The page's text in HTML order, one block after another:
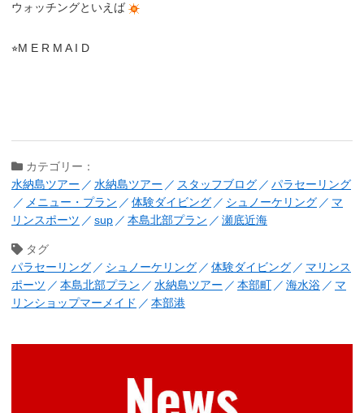
ウォッチングといえば
⭐︎M E R M A I D
カテゴリー：
水納島ツアー
水納島ツアー スタッフブログ
パラセーリング
メニュー・プラン
体験ダイビング シュノーケリング
マ
リンスポーツ
sup 本島北部プラン 瀬底近海
タグ
パラセーリング
シュノーケリング 体験ダイビング
マリンス
ポーツ
本島北部プラン 水納島ツアー 本部町 海水浴
マ
リンショップマーメイド
本部港